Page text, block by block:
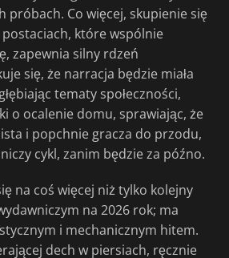
próbach. Co więcej, skupienie się
postaciach, które wspólnie
zapewnia silny rdzeń
się, że narracja będzie miała
tematy społeczności,
o ocalenie domu, sprawiając, że
i popchnie gracza do przodu,
cykl, zanim będzie za późno.
na coś więcej niż tylko kolejny
na 2026 rok; ma
i mechanicznym hitem.
dech w piersiach, ręcznie